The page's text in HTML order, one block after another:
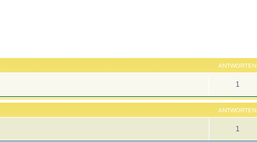
ANTWORTEN
1
ANTWORTEN
1